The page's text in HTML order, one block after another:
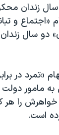
خانم دائمی ابتدا به ۱۴
«اجتماع و
دو سال زندان
«تمرد در
به مامور
خواهرش را هر
است.